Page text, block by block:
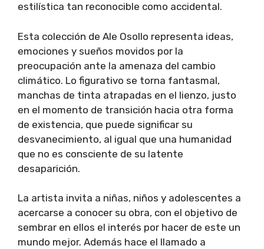
estilística tan reconocible como accidental.
Esta colección de Ale Osollo representa ideas,
emociones y sueños movidos por la
preocupación ante la amenaza del cambio
climático. Lo figurativo se torna fantasmal,
manchas de tinta atrapadas en el lienzo, justo
en el momento de transición hacia otra forma
de existencia, que puede significar su
desvanecimiento, al igual que una humanidad
que no es consciente de su latente
desaparición.
La artista invita a niñas, niños y adolescentes a
acercarse a conocer su obra, con el objetivo de
sembrar en ellos el interés por hacer de este un
mundo mejor. Además hace el llamado a